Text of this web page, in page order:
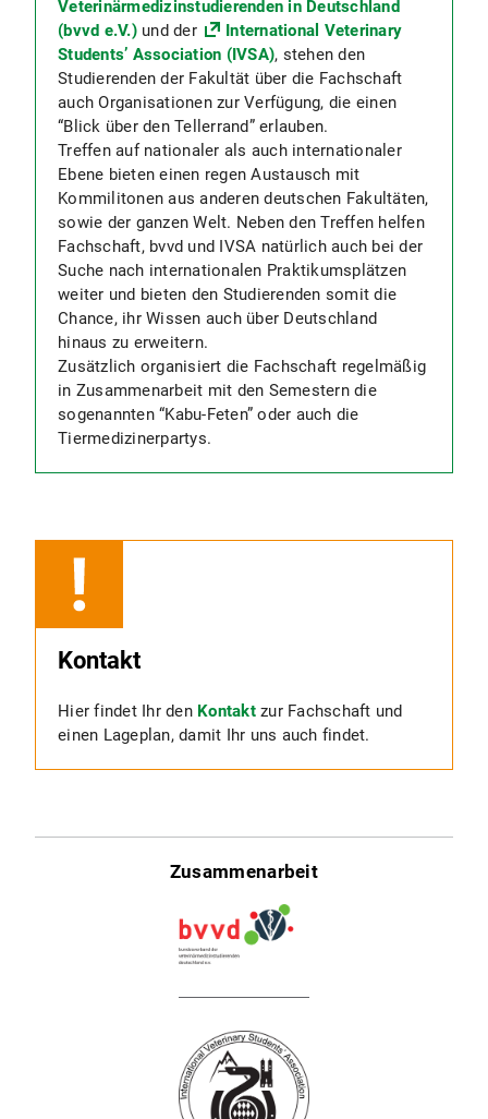
Veterinärmedizinstudierenden in Deutschland
(bvvd e.V.) und der
International Veterinary
Students’ Association (IVSA), stehen den
Studierenden der Fakultät über die Fachschaft
auch Organisationen zur Verfügung, die einen
“Blick über den Tellerrand” erlauben.
Treffen auf nationaler als auch internationaler
Ebene bieten einen regen Austausch mit
Kommilitonen aus anderen deutschen Fakultäten,
sowie der ganzen Welt. Neben den Treffen helfen
Fachschaft, bvvd und IVSA natürlich auch bei der
Suche nach internationalen Praktikumsplätzen
weiter und bieten den Studierenden somit die
Chance, ihr Wissen auch über Deutschland
hinaus zu erweitern.
Zusätzlich organisiert die Fachschaft regelmäßig
in Zusammenarbeit mit den Semestern die
sogenannten “Kabu-Feten” oder auch die
Tiermedizinerpartys.
Kontakt
Hier findet Ihr den Kontaktzur Fachschaft und
einen Lageplan, damit Ihr uns auch findet.
Zusammenarbeit